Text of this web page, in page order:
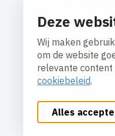
Deze
Wij maken
om de website
relevante content
cookiebeleid.
Alles
BTW: NL
Cookies